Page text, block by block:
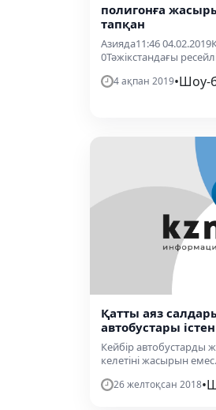
полигонға
тапқан
Азияда11:46
0Тәжікстандағы
4 ақпан 2019•Шоу-
Қатты аяз
автобустары
Кейбір автобустарды
келетіні жасырын
26 желтоқсан 2018•